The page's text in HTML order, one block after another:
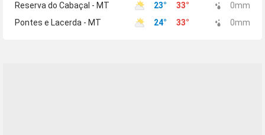
Reserva do Cabaçal - MT
23° 33° 0mm
Pontes e Lacerda - MT
24° 33° 0mm